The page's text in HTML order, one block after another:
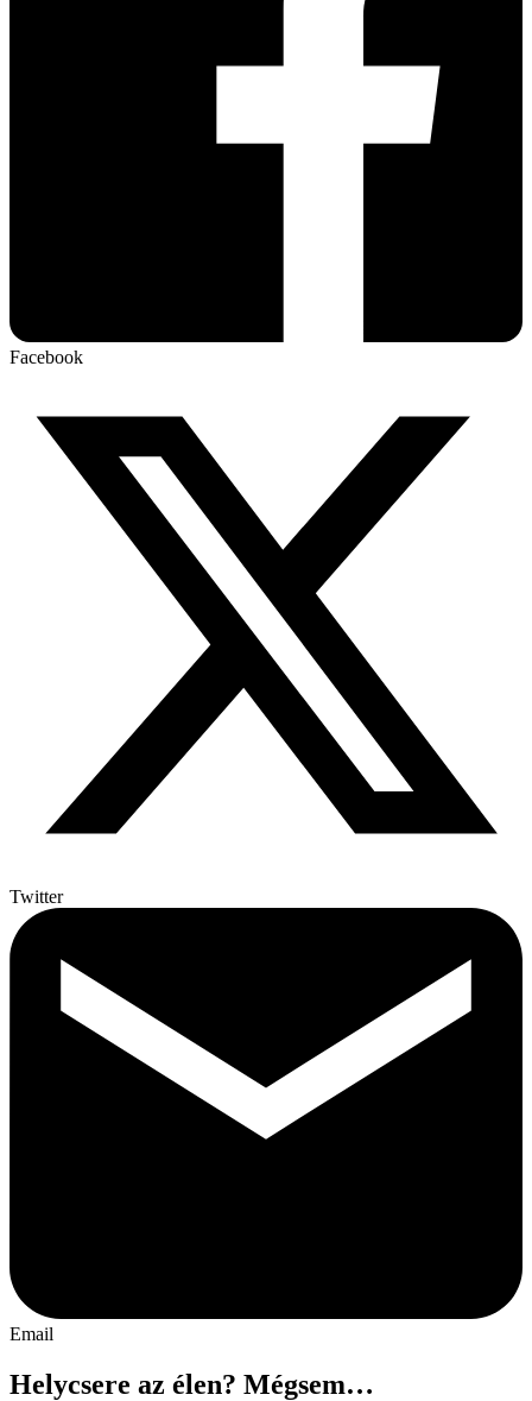
Facebook
Twitter
Email
Helycsere az élen? Mégsem…